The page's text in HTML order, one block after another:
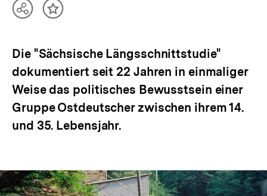
TeilenInhalt
Die "Sächsische Längsschnittstudie"
dokumentiert seit 22 Jahren in einmaliger
Weise das politisches Bewusstsein einer
Gruppe Ostdeutscher zwischen ihrem 14.
und 35. Lebensjahr.